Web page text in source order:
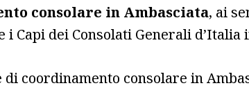
consolare in Ambasciata, ai
i Capi dei Consolati Generali
coordinamento consolare in